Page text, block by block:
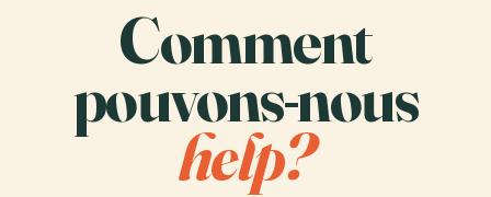
Comment
pouvons-nous
help?